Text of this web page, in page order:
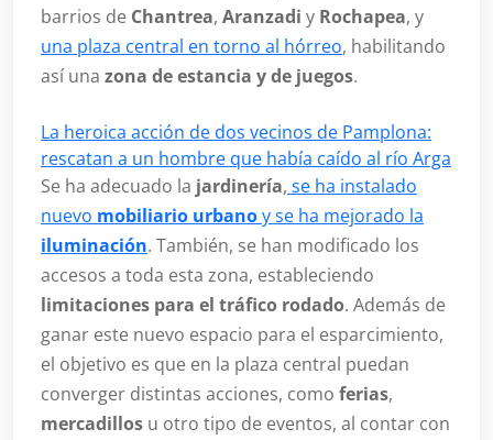
barrios de Chantrea, Aranzadi y Rochapea, y
una plaza central en torno al hórreo, habilitando
así una zona de estancia y de juegos.
La heroica acción de dos vecinos de Pamplona:
rescatan a un hombre que había caído al río Arga
Se ha adecuado la jardinería, se ha instalado
nuevo mobiliario urbanoy se ha mejorado la
iluminación. También, se han modificado los
accesos a toda esta zona, estableciendo
limitaciones para el tráfico rodado. Además de
ganar este nuevo espacio para el esparcimiento,
el objetivo es que en la plaza central puedan
converger distintas acciones, como ferias,
mercadillos u otro tipo de eventos, al contar con